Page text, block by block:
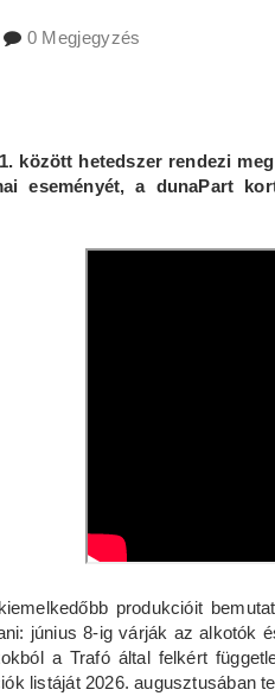
0 Megjegyzés
között hetedszer rendezi
eseményét, a dunaPart
produkcióit
június 8-ig várják az alkotók
a Trafó által felkért
listáját 2026. augusztusában